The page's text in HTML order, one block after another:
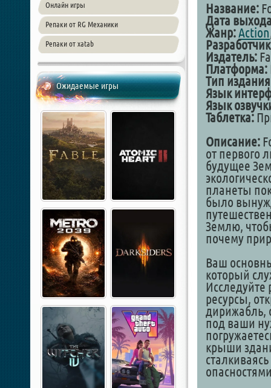
Онлайн игры
Репаки от RG Механики
Репаки от xatab
Ожидаемые игры
Название:
Дата
Жанр:Action
Издатель:
Платформа:
Тип
Язык
Язык
Таблетка:
Описание:
от первого
будущее
планеты
было
Землю,
почему
Ваш
который
ресурсы,
дирижабль,
под ваши
крыши